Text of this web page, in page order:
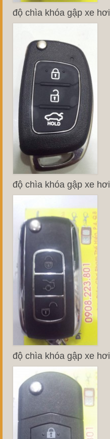
độ chìa khóa gập xe hơi
độ chìa khóa gập xe hơi
độ chìa khóa gập xe hơi